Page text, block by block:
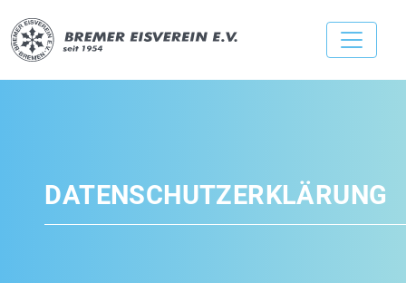
DATENSCHUTZERKLÄRUNG